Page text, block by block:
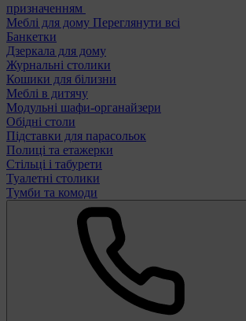
призначенням
Меблі для дому Переглянути всі
Банкетки
Дзеркала для дому
Журнальні столики
Кошики для білизни
Меблі в дитячу
Модульні шафи-органайзери
Обідні столи
Підставки для парасольок
Полиці та етажерки
Стільці і табурети
Туалетні столики
Тумби та комоди